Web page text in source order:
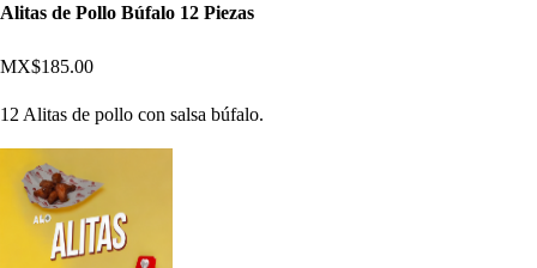
Alitas de Pollo Búfalo 12 Piezas
MX$185.00
12 Alitas de pollo con salsa búfalo.